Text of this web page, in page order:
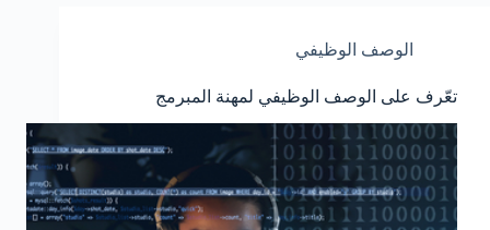
الوصف الوظيفي
تعّرف على الوصف الوظيفي لمهنة المبرمج